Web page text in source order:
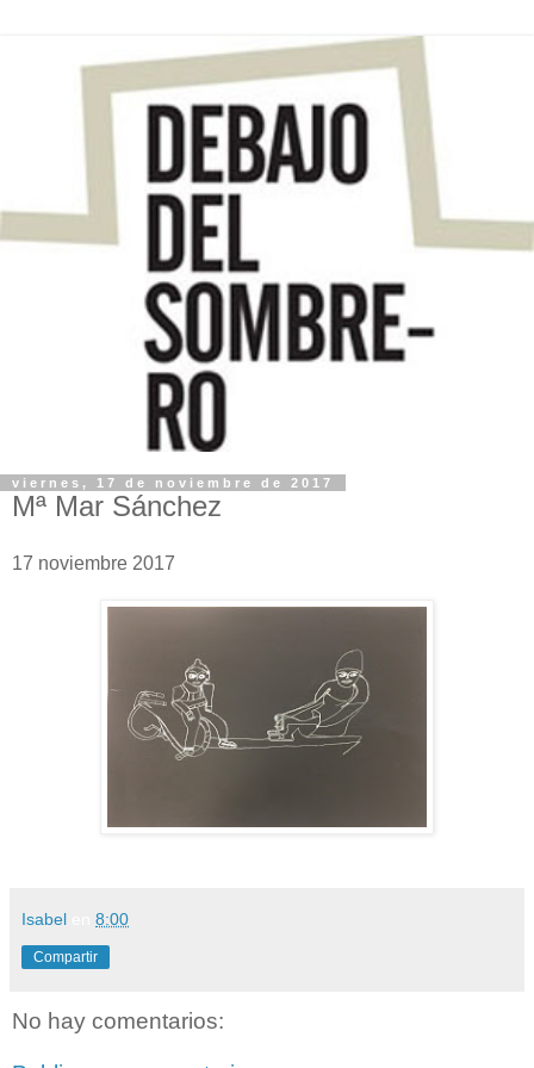
viernes, 17 de noviembre de 2017
Mª Mar Sánchez
17 noviembre 2017
Isabel 8:00
Compartir
No hay comentarios: